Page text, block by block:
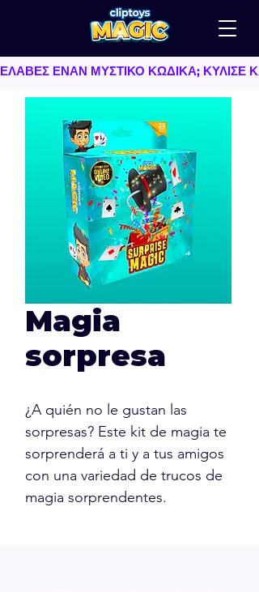
ΕΛΑΒΕΣ ΕΝΑΝ ΜΥΣΤΙΚΟ ΚΩΔΙΚΑ; ΚΥΛΙΣΕ
Magia
sorpresa
¿A quién no le gustan las
sorpresas? Este kit de magia te
sorprenderá a ti y a tus amigos
con una variedad de trucos de
magia sorprendentes.